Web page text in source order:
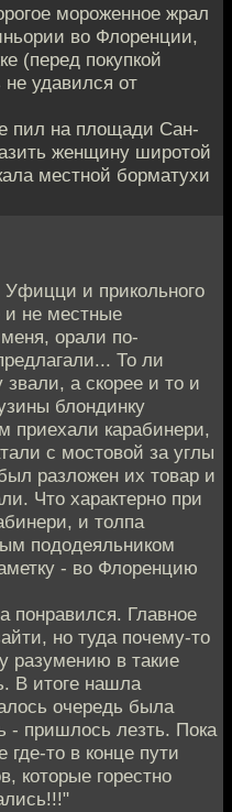
мороженное жрал
во Флоренции,
(перед покупкой
удавился от
пил на площади Сан-
женщину широтой
местной борматухи
и прикольного
не местные
орали по-
То ли
звали, а скорее и то и
блондинку
приехали карабинери,
с мостовой за углы
разложен их товар и
Что характерно при
и толпа
пододеяльником
- во Флоренцию
понравился. Главное
но туда почему-то
разумению в такие
В итоге нашла
очередь была
- пришлось лезть. Пока
где-то в конце пути
которые горестно